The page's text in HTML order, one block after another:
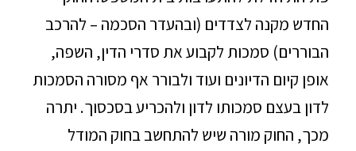
החדש מקנה לצדדים (ובהעדר הסכמה – להרכב
הבוררים) סמכות לקבוע את סדרי הדין, השפה,
אופן קיום הדיונים ועוד ולבורר אף מסורה הסמכות
לדון בעצם סמכותו לדון ולהכריע בסכסוך. יתרה
מכך, החוק מורה שיש להתחשב בחוק המודל